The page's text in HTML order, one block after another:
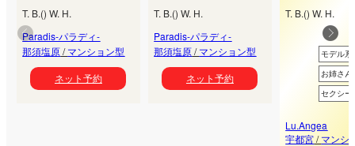
T. B.() W. H.
Paradis-パラディ-
那須塩原/マンション型
ネット予約
T. B.() W. H.
Paradis-パラディ-
那須塩原/マンション型
ネット予約
T. B.() W. H.
モデル系
お姉さん
セクシー
Lu.Angea
宇都宮/マンシ